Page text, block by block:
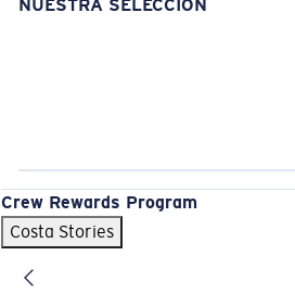
NUESTRA SELECCIÓN
Crew Rewards Program
Costa Stories